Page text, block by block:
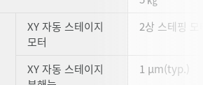
XY 자동 스테이지
모터
2상 스테핑 모
XY 자동 스테이지
1 µm(typ.)